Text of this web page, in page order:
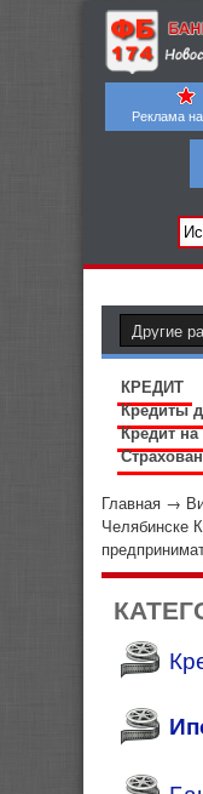
Реклама
КРЕДИТ
Кредиты
Кредит на
Главная →
Челябинске